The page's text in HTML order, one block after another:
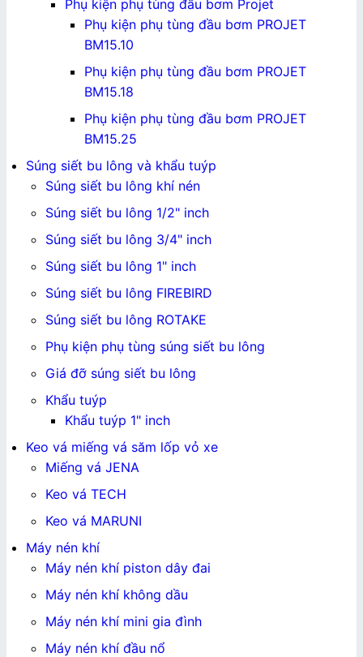
Phụ kiện phụ tùng đầu bơm Projet
Phụ kiện phụ tùng đầu bơm PROJET
BM15.10
Phụ kiện phụ tùng đầu bơm PROJET
BM15.18
Phụ kiện phụ tùng đầu bơm PROJET
BM15.25
Súng siết bu lông và khẩu tuýp
Súng siết bu lông khí nén
Súng siết bu lông 1/2" inch
Súng siết bu lông 3/4" inch
Súng siết bu lông 1" inch
Súng siết bu lông FIREBIRD
Súng siết bu lông ROTAKE
Phụ kiện phụ tùng súng siết bu lông
Giá đỡ súng siết bu lông
Khẩu tuýp
Khẩu tuýp 1" inch
Keo vá miếng vá săm lốp vỏ xe
Miếng vá JENA
Keo vá TECH
Keo vá MARUNI
Máy nén khí
Máy nén khí piston dây đai
Máy nén khí không dầu
Máy nén khí mini gia đình
Máy nén khí đầu nổ